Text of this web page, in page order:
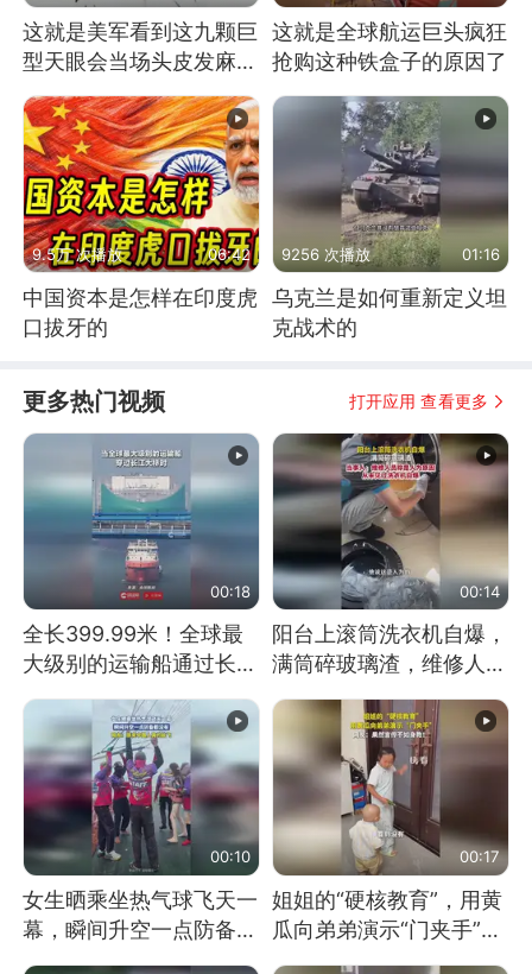
这就是美军看到这九颗巨
型天眼会当场头皮发麻的
原因
这就是全球航运巨头疯狂
抢购这种铁盒子的原因了
9.5万 次播放 06:42
中国资本是怎样在印度虎
口拔牙的
9256 次播放 01:16
乌克兰是如何重新定义坦
克战术的
更多热门视频 打开应用 查看更多
00:18
全长399.99米！全球最
大级别的运输船通过长江
00:14
阳台上滚筒洗衣机自爆，
满筒碎玻璃渣，维修人员
洗衣机自爆
00:10
女生晒乘坐热气球飞天一
幕，瞬间升空一点防备都
00:17
姐姐的“硬核教育”，用黄
瓜向弟弟演示“门夹手”，